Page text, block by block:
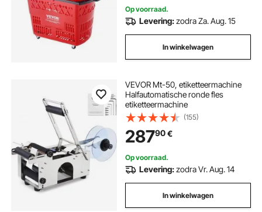
Op voorraad.
Levering:zodra Za. Aug. 15
In winkelwagen
VEVOR Mt-50, etiketteermachine
Halfautomatische ronde fles
etiketteermachine
(155)
28790€
Op voorraad.
Levering:zodra Vr. Aug. 14
In winkelwagen